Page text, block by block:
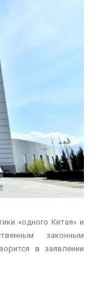
«одного Китая» и
законным
в заявлении